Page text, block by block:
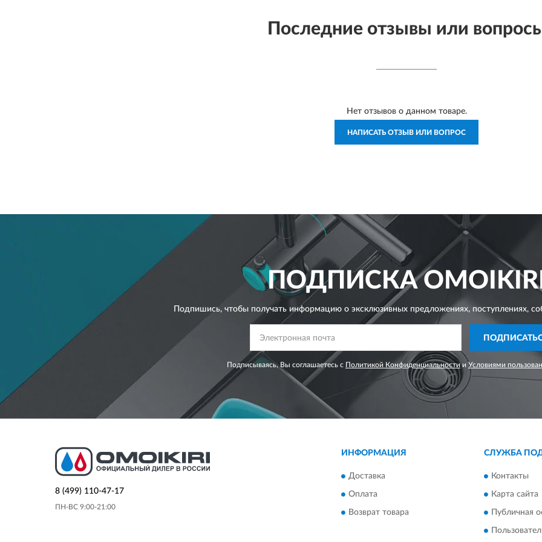
Последние отзывы или
Нет отзывов о данном товаре.
НАПИСАТЬ ОТЗЫВ ИЛИ ВОПРОС
ПОДПИСКА
Подпишись, чтобы получать информацию о эксклюзивных предложениях,поступлениях,
Подписываясь, Вы соглашаетесь с Политикой Конфиденциальности иУсловиями
8 (499) 110-47-17
ПН-ВС 9:00-21:00
ИНФОРМАЦИЯ
Доставка
Оплата
Возврат товара
СЛУЖБА
Контакты
Карта сайта
Публичная